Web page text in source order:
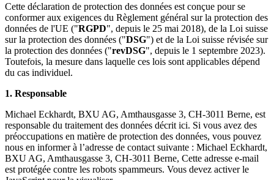
Cette déclaration de protection des données est conçue pour se
conformer aux exigences du Règlement général sur la protection des
données de l'UE ("RGPD", depuis le 25 mai 2018), de la Loi suisse
sur la protection des données ("DSG") et de la Loi suisse révisée sur
la protection des données ("revDSG", depuis le 1 septembre 2023).
Toutefois, la mesure dans laquelle ces lois sont applicables dépend
du cas individuel.
1. Responsable
Michael Eckhardt, BXU AG, Amthausgasse 3, CH-3011 Berne, est
responsable du traitement des données décrit ici. Si vous avez des
préoccupations en matière de protection des données, vous pouvez
nous en informer à l’adresse de contact suivante : Michael Eckhardt,
BXU AG, Amthausgasse 3, CH-3011 Berne, Cette adresse e-mail
est protégée contre les robots spammeurs. Vous devez activer le